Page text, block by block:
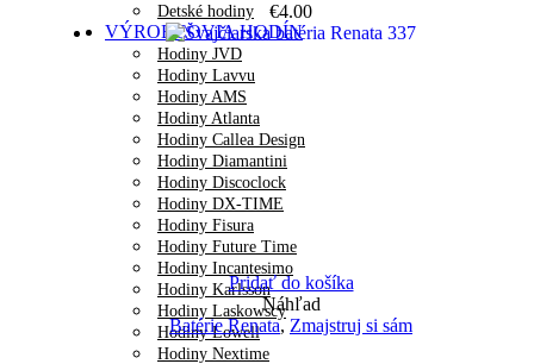
Detské hodiny
VÝROBCOVIA HODÍN
Hodiny JVD
Hodiny Lavvu
Hodiny AMS
Hodiny Atlanta
Hodiny Callea Design
Hodiny Diamantini
Hodiny Discoclock
Hodiny DX-TIME
Hodiny Fisura
Hodiny Future Time
Hodiny Incantesimo
Hodiny Karlsson
Hodiny Laskowscy
Hodiny Lowell
Hodiny Nextime
€4.00
Pridať do košíka
Náhľad
Batérie Renata, Zmajstruj si sám